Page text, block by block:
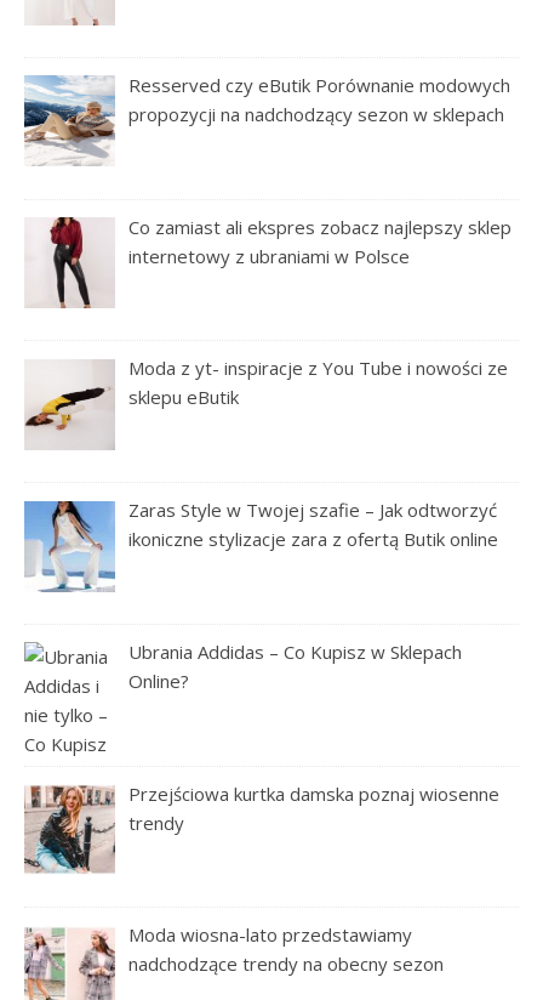
Resserved czy eButik Porównanie modowych
propozycji na nadchodzący sezon w sklepach
Co zamiast ali ekspres zobacz najlepszy sklep
internetowy z ubraniami w Polsce
Moda z yt- inspiracje z You Tube i nowości ze
sklepu eButik
Zaras Style w Twojej szafie – Jak odtworzyć
ikoniczne stylizacje zara z ofertą Butik online
Ubrania Addidas – Co Kupisz w Sklepach
Online?
Przejściowa kurtka damska poznaj wiosenne
trendy
Moda wiosna-lato przedstawiamy
nadchodzące trendy na obecny sezon